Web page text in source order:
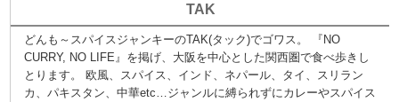
TAK
どんも～スパイスジャンキーのTAK(タック)でゴワス。 『NO
CURRY, NO LIFE』を掲げ、大阪を中心とした関西圏で食べ歩きし
とります。 欧風、スパイス、インド、ネパール、タイ、スリラン
カ、パキスタン、中華etc…ジャンルに縛られずにカレーやスパイス